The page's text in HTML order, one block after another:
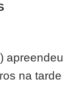
apreendeu
na tarde